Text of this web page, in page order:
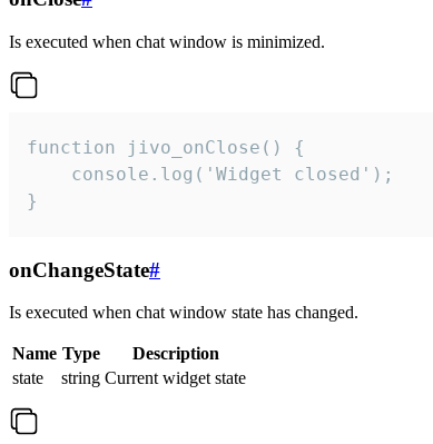
Is executed when chat window is minimized.
function jivo_onClose() {
    console.log('Widget closed');
}
onChangeState#
Is executed when chat window state has changed.
Name Type
Description
state
string Current widget state